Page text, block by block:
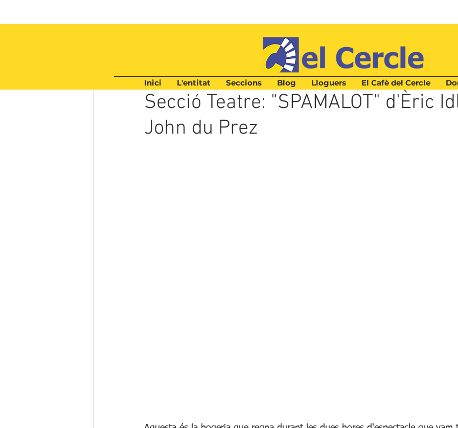
Secció Teatre: "SPAMALOT" d'Èric
John du Prez
21 mar 2025 2 min de lectura
Inici L'entitat Seccions Blog Lloguers El Cafè del Cercle